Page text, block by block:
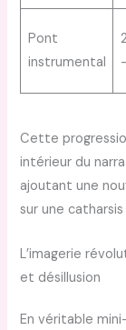
Pont
instrumental
Cette
intérieur du
ajoutant une
sur une
L’imagerie
et désillusion
En véritable